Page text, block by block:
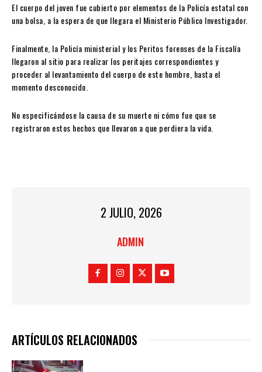
El cuerpo del joven fue cubierto por elementos de la Policía estatal con
una bolsa, a la espera de que llegara el Ministerio Público Investigador.
Finalmente, la Policía ministerial y los Peritos forenses de la Fiscalía
llegaron al sitio para realizar los peritajes correspondientes y
proceder al levantamiento del cuerpo de este hombre, hasta el
momento desconocido.
No especificándose la causa de su muerte ni cómo fue que se
registraron estos hechos que llevaron a que perdiera la vida.
2 JULIO, 2026
ADMIN
ARTÍCULOS RELACIONADOS